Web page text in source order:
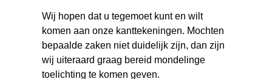
Wij hopen dat u tegemoet kunt en wilt
komen aan onze kanttekeningen. Mochten
bepaalde zaken niet duidelijk zijn, dan zijn
wij uiteraard graag bereid mondelinge
toelichting te komen geven.